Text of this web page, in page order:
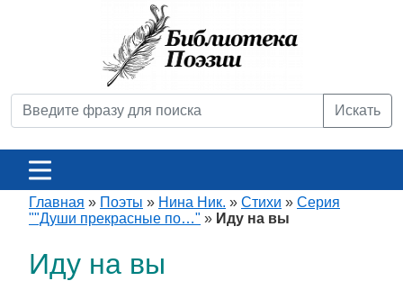
Искать
Главная » Поэты » Нина Ник. » Стихи » Серия
""Души прекрасные по…" » Иду на вы
Иду на вы